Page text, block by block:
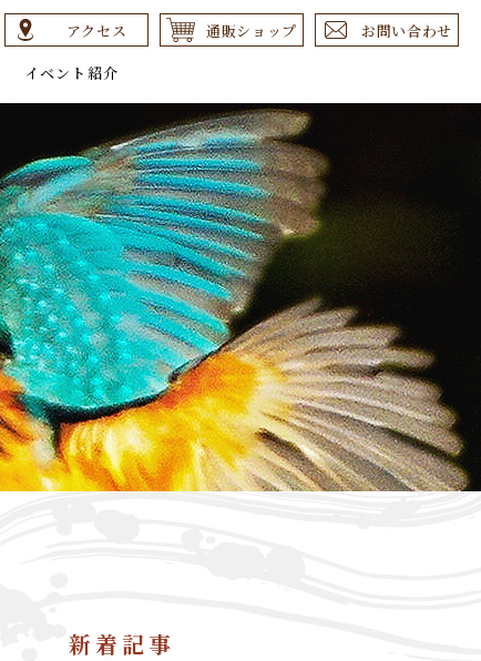
イベント紹介
アクセス お問い合わせ
通販ショップ
新着記事